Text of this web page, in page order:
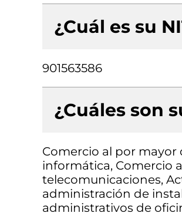
¿Cuál es su
901563586
¿Cuáles son
Comercio al por
informática, Comercio
telecomunicaciones,
administración de
administrativos de